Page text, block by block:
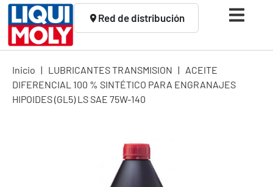
Red de distribución
Inicio | LUBRICANTES TRANSMISION | ACEITE
DIFERENCIAL 100 % SINTÉTICO PARA ENGRANAJES
HIPOIDES (GL5) LS SAE 75W-140